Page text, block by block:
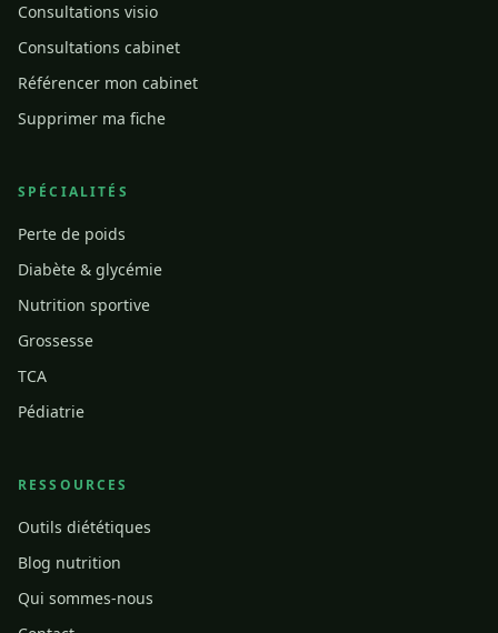
Consultations visio
Consultations cabinet
Référencer mon cabinet
Supprimer ma fiche
SPÉCIALITÉS
Perte de poids
Diabète & glycémie
Nutrition sportive
Grossesse
TCA
Pédiatrie
RESSOURCES
Outils diététiques
Blog nutrition
Qui sommes-nous